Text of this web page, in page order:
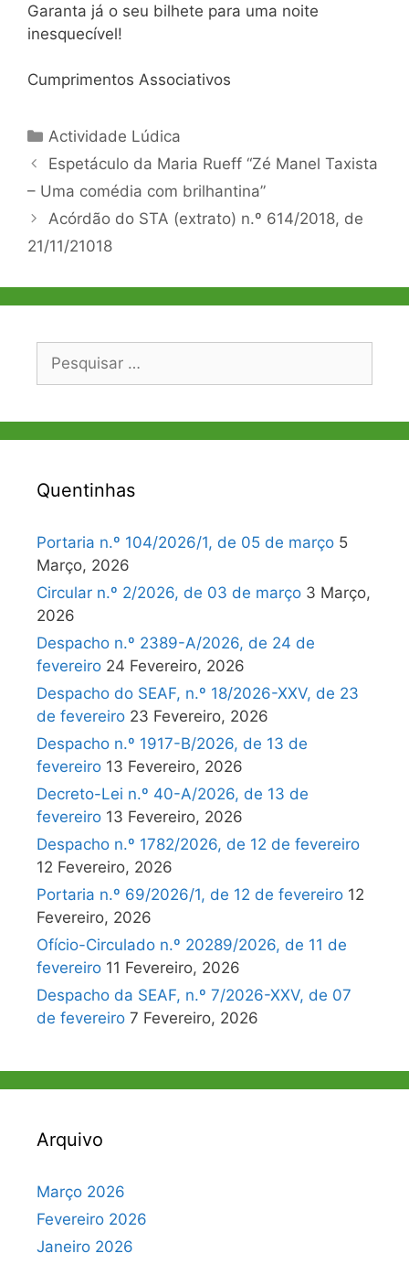
Garanta já o seu bilhete para uma noite
inesquecível!
Cumprimentos Associativos
Categorias
Actividade Lúdica
Navegação
de
Espetáculo da Maria Rueff “Zé Manel Taxista
– Uma comédia com brilhantina”
Acórdão do STA (extrato) n.º 614/2018, de
21/11/21018
Pesquisar
Quentinhas
Portaria n.º 104/2026/1, de 05 de março 5
Março, 2026
Circular n.º 2/2026, de 03 de março 3 Março,
2026
Despacho n.º 2389-A/2026, de 24 de
fevereiro 24 Fevereiro, 2026
Despacho do SEAF, n.º 18/2026-XXV, de 23
de fevereiro 23 Fevereiro, 2026
Despacho n.º 1917-B/2026, de 13 de
fevereiro 13 Fevereiro, 2026
Decreto-Lei n.º 40-A/2026, de 13 de
fevereiro 13 Fevereiro, 2026
Despacho n.º 1782/2026, de 12 de fevereiro
12 Fevereiro, 2026
Portaria n.º 69/2026/1, de 12 de fevereiro 12
Fevereiro, 2026
Ofício-Circulado n.º 20289/2026, de 11 de
fevereiro 11 Fevereiro, 2026
Despacho da SEAF, n.º 7/2026-XXV, de 07
de fevereiro 7 Fevereiro, 2026
Arquivo
Março 2026
Fevereiro 2026
Janeiro 2026